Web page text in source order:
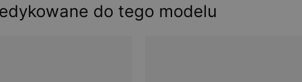
do tego modelu